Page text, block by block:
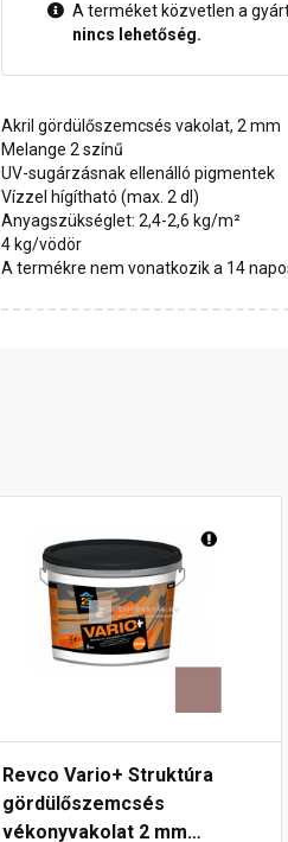
A terméket közvetlen a
nincs lehetőség.
Akril gördülőszemcsés vakolat, 2 mm
Melange 2 színű
UV-sugárzásnak ellenálló pigmentek
Vízzel hígítható (max. 2 dl)
Anyagszükséglet: 2,4-2,6 kg/m²
4 kg/vödör
A termékre nem vonatkozik a 14
Revco Vario+ Struktúra
gördülőszemcsés
vékonyvakolat 2 mm